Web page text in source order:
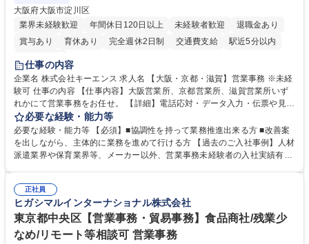
大阪府大阪市淀川区
業界未経験歓迎
年間休日120日以上 未経験者歓迎
退職金あり
賞与あり
育休あり 完全週休2日制 交通費支給
駅近5分以内
土日祝休み
仕事の内容
企業名 株式会社キーエンス 求人名 【大阪・京都・滋賀】営業事務 ※未経
験可 仕事の内容 【仕事内容】大阪営業所、京都営業所、滋賀営業所いず
れかにて営業事務をお任せ。 【詳細】電話応対・データ入力・伝票や見積
の作成・カタログ送付・来客対応・営業所内で発生する事務業務や業務改
善をお任せ。 【教育制度】ご入社後、育成担当とペアになりながらOJTに
て業務を覚えていただくことが可能です。業務システムがきちんと構築さ
れているため、スムーズに仕事に慣れることができる環境です。また、
募集職種 【大阪・京都・滋賀】営業事務 ※未経験可
必要な経験・能力等
必要な経験・能力等 【必須】■協調性を持って業務推進出来る方 ■改善案
を出しながら、主体的に業務を進めて行ける方 【過去のご入社事例】人材
派遣業界や保育業界等、メーカー以外、営業事務未経験者の入社実績有
えて、お客様や社員の状況に合わせ、能動的なサポート、改善の動きも期
待され。組織を支えるスペシャリストとして、チームに貢献し、結果的に
社員から頼られる存在になることができます。平均19:30の退勤以降の業
務の持ち帰りも禁止されており、メリハリのある働き方となります。 学
歴・資格 学歴：大学院 大学 高専 短大 語学力： 資格：
正社員
ヒガシマルインターナショナル株式会社
東京都中央区【営業事務・貿易事務】食品商社/残業少
なめ/リモート等相談可 営業事務